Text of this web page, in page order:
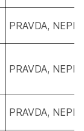
PRAVDA,
PRAVDA,
PRAVDA,